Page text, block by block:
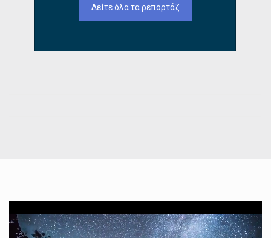
Δείτε όλα τα ρεπορτάζ
Αναπαραγωγής
Βίντεο